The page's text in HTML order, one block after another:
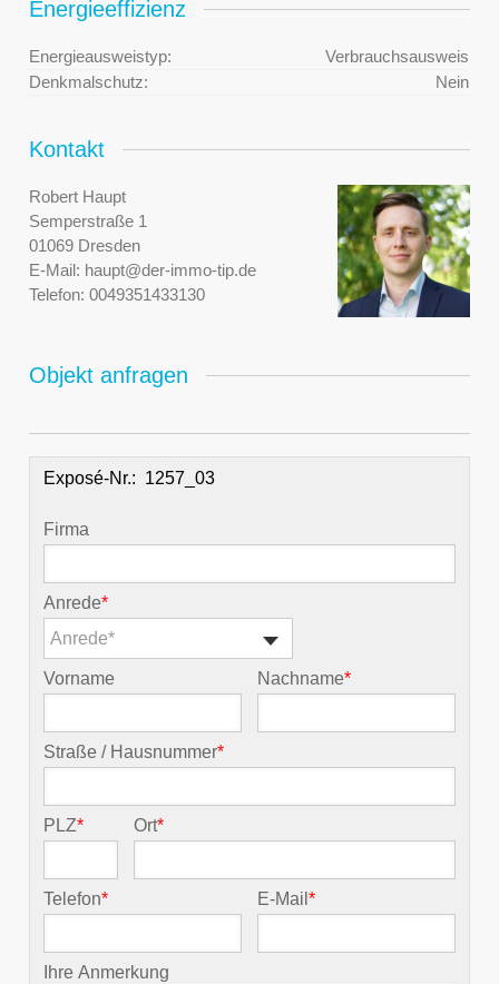
Energieeffizienz
Energieausweistyp:
Verbrauchsausweis
Denkmalschutz:
Nein
Kontakt
Robert Haupt
Semperstraße 1
01069 Dresden
E-Mail: haupt@der-immo-tip.de
Telefon: 0049351433130
Objekt anfragen
Exposé-Nr.:
Firma
Anrede*
Anrede*
Vorname Nachname*
Straße / Hausnummer*
PLZ* Ort*
Telefon* E-Mail*
Ihre Anmerkung